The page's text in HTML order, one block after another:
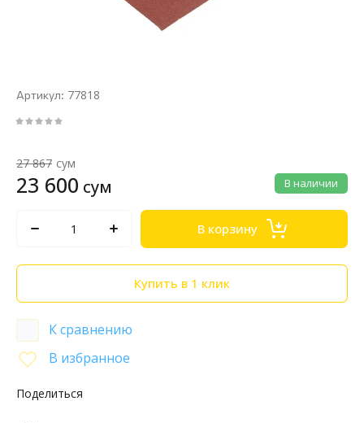
Артикул: 77818
В наличии
27 867 сум
23 600 сум
В корзину
Купить в 1 клик
К сравнению
В избранное
Поделиться